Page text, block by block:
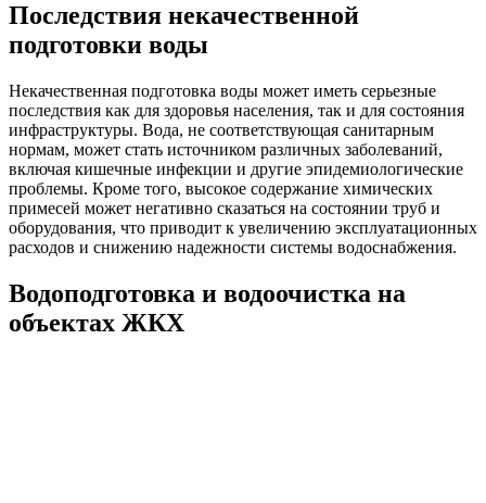
Последствия некачественной
подготовки воды
Некачественная подготовка воды может иметь серьезные
последствия как для здоровья населения, так и для состояния
инфраструктуры. Вода, не соответствующая санитарным
нормам, может стать источником различных заболеваний,
включая кишечные инфекции и другие эпидемиологические
проблемы. Кроме того, высокое содержание химических
примесей может негативно сказаться на состоянии труб и
оборудования, что приводит к увеличению эксплуатационных
расходов и снижению надежности системы водоснабжения.
Водоподготовка и водоочистка на
объектах ЖКХ